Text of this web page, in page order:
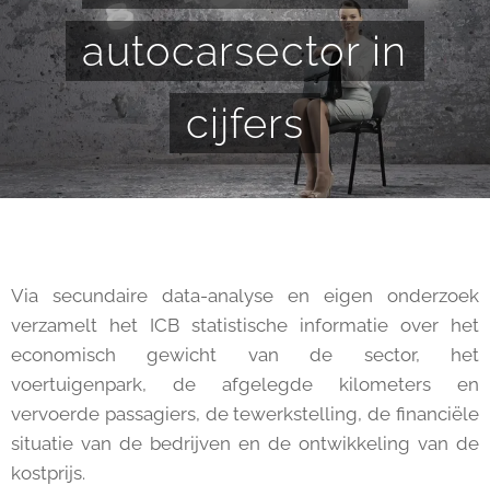
autocarsector in
cijfers
Via secundaire data-analyse en eigen onderzoek
verzamelt het ICB statistische informatie over het
economisch gewicht van de sector, het
voertuigenpark, de afgelegde kilometers en
vervoerde passagiers, de tewerkstelling, de financiële
situatie van de bedrijven en de ontwikkeling van de
kostprijs.